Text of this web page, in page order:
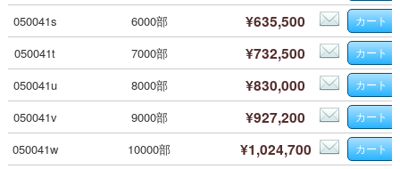
050041s 6000部 ¥635,500
050041t 7000部 ¥732,500
050041u 8000部 ¥830,000
050041v 9000部 ¥927,200
050041w 10000部 ¥1,024,700